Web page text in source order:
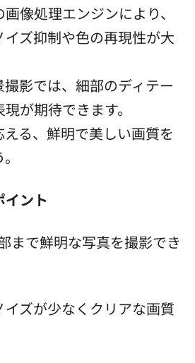
像処理エンジンにより、
ズ抑制や色の再現性が大
影では、細部のディテー
が期待できます。
る、鮮明で美しい画質を
イント
まで鮮明な写真を撮影でき
ズが少なくクリアな画質